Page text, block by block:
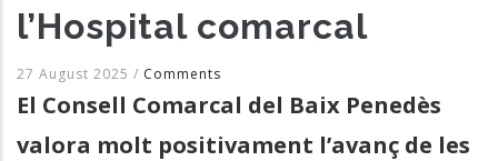
l’Hospital comarcal
27 August 2025 / Comments
El Consell Comarcal del Baix Penedès
valora molt positivament l’avanç de les